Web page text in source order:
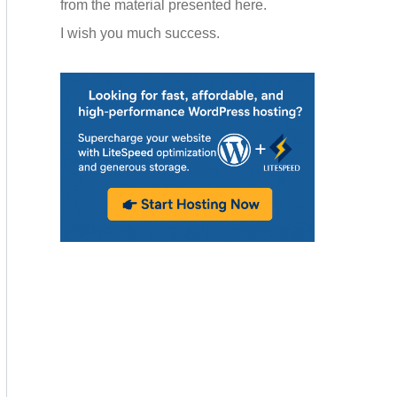
from the material presented here.
I wish you much success.